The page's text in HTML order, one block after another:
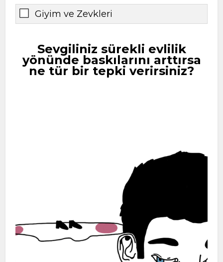
Giyim ve Zevkleri
Sevgiliniz sürekli evlilik
yönünde baskılarını arttırsa
ne tür bir tepki verirsiniz?